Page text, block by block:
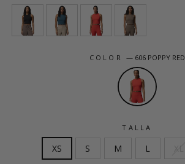
COLOR— 606 POPPY RED
TALLA
XS S M L